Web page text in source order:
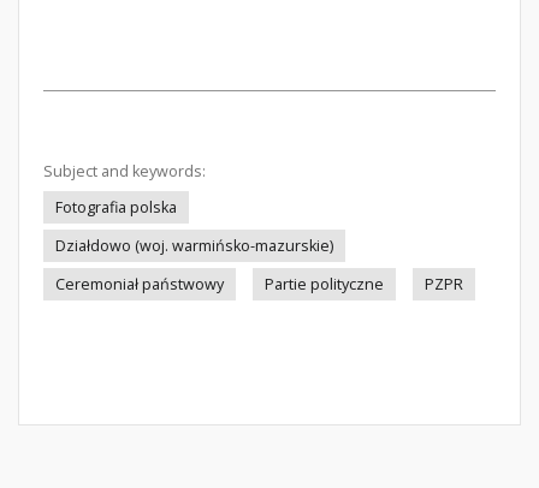
Subject and keywords:
Fotografia polska
Działdowo (woj. warmińsko-mazurskie)
Ceremoniał państwowy
Partie polityczne PZPR